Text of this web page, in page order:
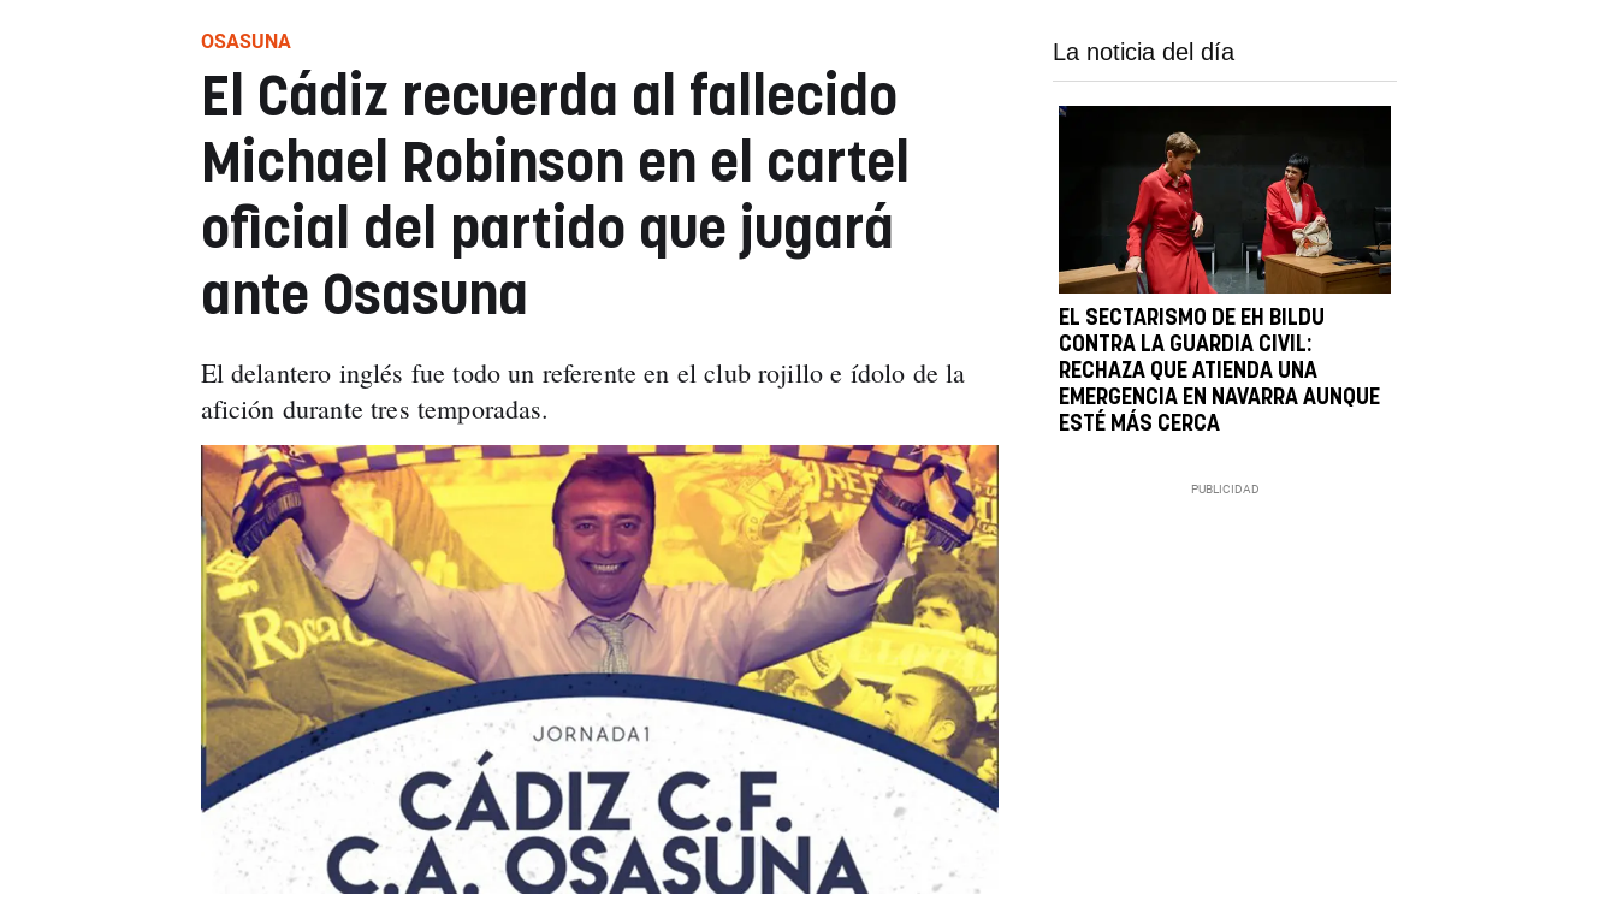
OSASUNA
El Cádiz recuerda al fallecido
Michael Robinson en el cartel
oficial del partido que jugará
ante Osasuna
El delantero inglés fue todo un referente en el club rojillo e ídolo de la
afición durante tres temporadas.
La noticia del día
EL SECTARISMO DE EH BILDU
CONTRA LA GUARDIA CIVIL:
RECHAZA QUE ATIENDA UNA
EMERGENCIA EN NAVARRA AUNQUE
ESTÉ MÁS CERCA